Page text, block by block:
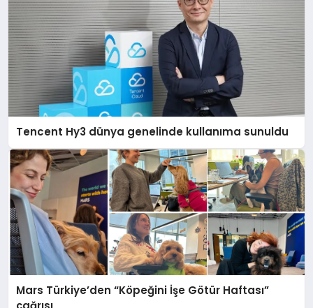
Tencent Hy3 dünya genelinde kullanıma sunuldu
Mars Türkiye’den “Köpeğini İşe Götür Haftası”